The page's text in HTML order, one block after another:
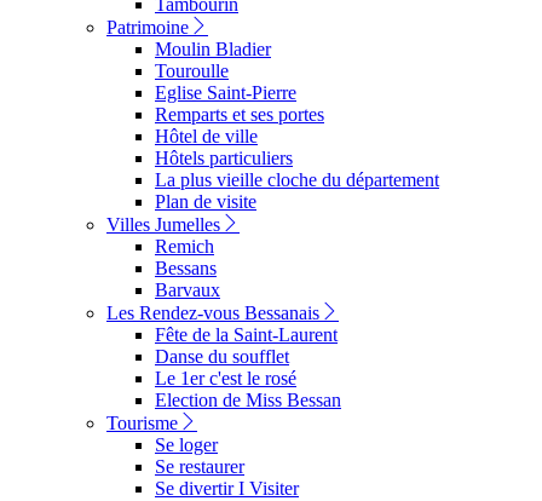
Tambourin
Patrimoine
Moulin Bladier
Touroulle
Eglise Saint-Pierre
Remparts et ses portes
Hôtel de ville
Hôtels particuliers
La plus vieille cloche du département
Plan de visite
Villes Jumelles
Remich
Bessans
Barvaux
Les Rendez-vous Bessanais
Fête de la Saint-Laurent
Danse du soufflet
Le 1er c'est le rosé
Election de Miss Bessan
Tourisme
Se loger
Se restaurer
Se divertir I Visiter